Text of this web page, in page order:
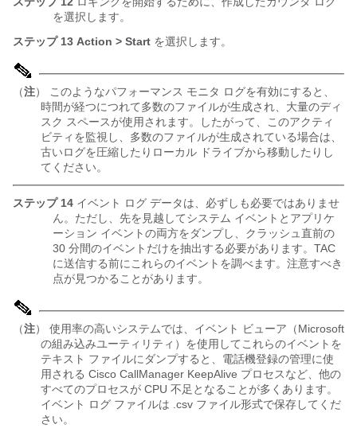
を選択します。
ステップ 13 Action > Start を選択します。
（注） このようなパフォーマンス モニタ ログを有効にすると、
時間が経つにつれて多数のファイルが生成され、大量のディ
スク スペースが使用されます。したがって、このアクティ
ビティを監視し、多数のファイルが生成されている場合は、
古いログを圧縮したりローカル ドライブから移動したりし
てください。
ステップ 14 イベント ログ データは、必ずしも必要ではありませ
ん。ただし、先を見越してシステム イベントとアプリケ
ーション イベントの両方をダンプし、クラッシュ直前の
30 分間のイベントだけを抽出する必要があります。TAC
に送信する前にこれらのイベントを調べます。注意すべき
点が見つかることがあります。
（注） 使用率の高いシステムでは、イベント ビューア（Microsoft
の組み込みユーティリティ）を使用してこれらのイベントを
テキスト ファイルにダンプすると、電話機登録の管理に使
用される Cisco CallManager KeepAlive プロセスなど、他の
すべてのプロセスが CPU 不足となることが多くあります。
イベント ログ ファイルは .csv ファイル形式で保存してくだ
さい。